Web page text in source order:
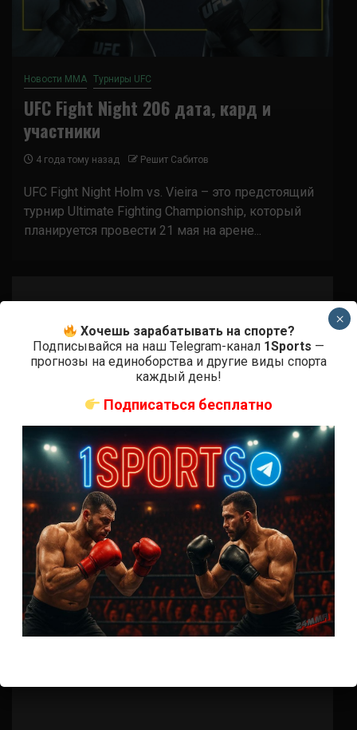
Новости ММА Турниры UFC
UFC Fight Night 206 дата, кард и
участники
4 года тому назад Решит Сабитов
UFC Fight Night Holm vs. Vieira – это предстоящий
турнир Ultimate Fighting Championship, который
планируется провести 21 мая на арене...
Бои ММА
Сэм Хьюз – Истела Нунес
4 года тому назад Решит Сабитов
(далее…)
Хочешь зарабатывать на спорте?
Подписывайся на наш Telegram-канал 1Sports —
прогнозы на единоборства и другие виды спорта
каждый день!
Подписаться бесплатно
×